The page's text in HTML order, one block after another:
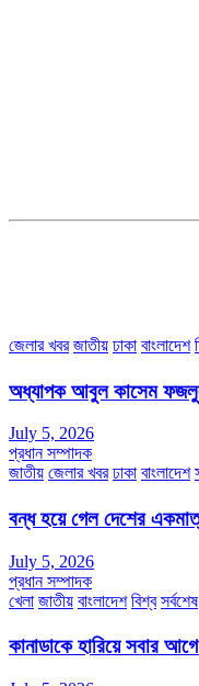
জেলার খবর জাতীয় ঢাকা বাংলাদেশ
অধ্যাপক আবুল কাসেম
July 5, 2026
প্রধান সম্পাদক
জাতীয় জেলার খবর ঢাকা বাংলাদেশ
বন্ধ হয়ে গেল দেশের
July 5, 2026
প্রধান সম্পাদক
খেলা জাতীয় বাংলাদেশ বিশ্ব সর্বশেষ
কানাডাকে হারিয়ে সবার